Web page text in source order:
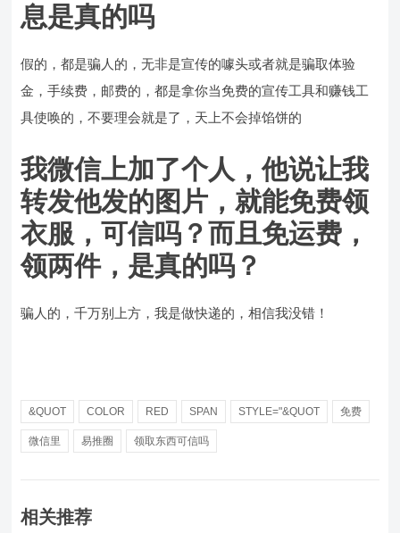
息是真的吗
假的，都是骗人的，无非是宣传的噱头或者就是骗取体验
金，手续费，邮费的，都是拿你当免费的宣传工具和赚钱工
具使唤的，不要理会就是了，天上不会掉馅饼的
我微信上加了个人，他说让我
转发他发的图片，就能免费领
衣服，可信吗？而且免运费，
领两件，是真的吗？
骗人的，千万别上方，我是做快递的，相信我没错！
&QUOT COLOR RED SPAN STYLE="&QUOT 免费
微信里 易推圈 领取东西可信吗
相关推荐